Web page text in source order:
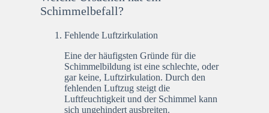
Schimmelbefall?
Fehlende Luftzirkulation
Eine der häufigsten Gründe für die
Schimmelbildung ist eine schlechte, oder
gar keine, Luftzirkulation. Durch den
fehlenden Luftzug steigt die
Luftfeuchtigkeit und der Schimmel kann
sich ungehindert ausbreiten.